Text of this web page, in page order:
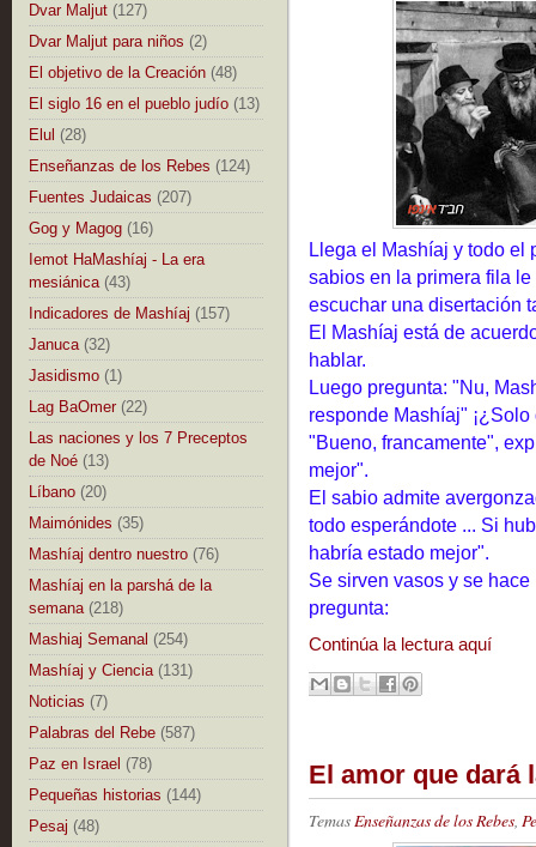
Dvar Maljut (127)
Dvar Maljut para niños (2)
El objetivo de la Creación (48)
El siglo 16 en el pueblo judío (13)
Elul (28)
Enseñanzas de los Rebes (124)
Fuentes Judaicas (207)
Gog y Magog (16)
Iemot HaMashíaj - La era
mesiánica (43)
Indicadores de Mashíaj (157)
Januca (32)
Jasidismo (1)
Lag BaOmer (22)
Las naciones y los 7 Preceptos
de Noé (13)
Líbano (20)
Maimónides (35)
Mashíaj dentro nuestro (76)
Mashíaj en la parshá de la
semana (218)
Mashiaj Semanal (254)
Mashíaj y Ciencia (131)
Noticias (7)
Palabras del Rebe (587)
Paz en Israel (78)
Pequeñas historias (144)
Pesaj (48)
Llega el Mashíaj y todo el
sabios en la primera fila
escuchar una disertación
El Mashíaj está de
hablar.
Luego pregunta: "Nu,
responde Mashíaj"
"Bueno, francamente",
mejor".
El sabio admite
todo esperándote ... Si
habría estado mejor".
Se sirven vasos y se
pregunta:
Continúa la lectura aquí
El amor que dará
TemasEnseñanzas de los Rebes,